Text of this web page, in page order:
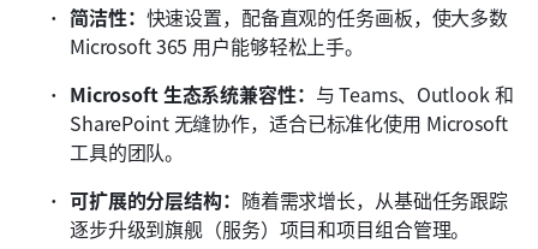
简洁性： 快速设置，配备直观的任务画板，使大多数
Microsoft 365 用户能够轻松上手。
Microsoft 生态系统兼容性： 与 Teams、Outlook 和
SharePoint 无缝协作，适合已标准化使用 Microsoft
工具的团队。
可扩展的分层结构： 随着需求增长，从基础任务跟踪
逐步升级到旗舰（服务）项目和项目组合管理。